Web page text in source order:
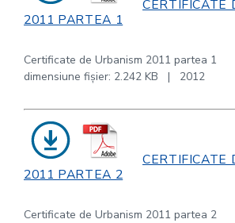
CERTIFICATE
2011 PARTEA 1
Certificate de Urbanism 2011 partea 1
dimensiune fişier: 2.242 KB | 2012
CERTIFICATE
2011 PARTEA 2
Certificate de Urbanism 2011 partea 2